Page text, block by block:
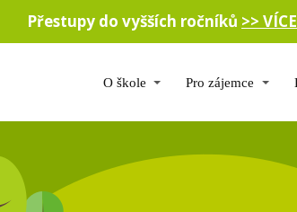
Přestupy do vyšších ročníků >>
O škole Pro zájemce